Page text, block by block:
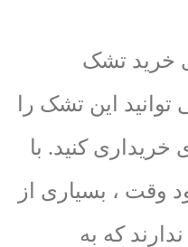
خرید تشک
این تشک را
کنید. با
وقت ، بسیاری از
که به